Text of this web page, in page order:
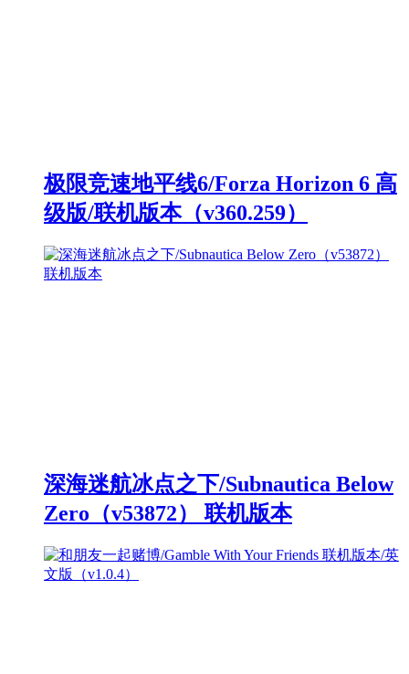
极限竞速地平线6/Forza Horizon 6 高
级版/联机版本（v360.259）
深海迷航冰点之下/Subnautica Below
Zero（v53872） 联机版本